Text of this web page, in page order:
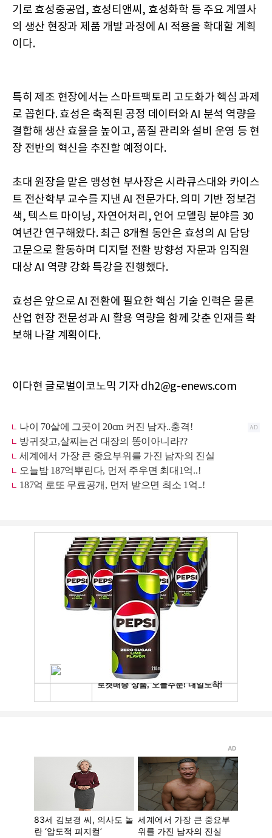
기로 효성중공업, 효성티앤씨, 효성화학 등 주요 계열사
의 생산 현장과 제품 개발 과정에 AI 적용을 확대할 계획
이다.
특히 제조 현장에서는 스마트팩토리 고도화가 핵심 과제
로 꼽힌다. 효성은 축적된 공정 데이터와 AI 분석 역량을
결합해 생산 효율을 높이고, 품질 관리와 설비 운영 등 현
장 전반의 혁신을 추진할 예정이다.
초대 원장을 맡은 맹성현 부사장은 시라큐스대와 카이스
트 전산학부 교수를 지낸 AI 전문가다. 의미 기반 정보검
색, 텍스트 마이닝, 자연어처리, 언어 모델링 분야를 30
여년간 연구해왔다. 최근 8개월 동안은 효성의 AI 담당
고문으로 활동하며 디지털 전환 방향성 자문과 임직원
대상 AI 역량 강화 특강을 진행했다.
효성은 앞으로 AI 전환에 필요한 핵심 기술 인력은 물론
산업 현장 전문성과 AI 활용 역량을 함께 갖춘 인재를 확
보해 나갈 계획이다.
이다현 글로벌이코노믹 기자 dh2@g-enews.com